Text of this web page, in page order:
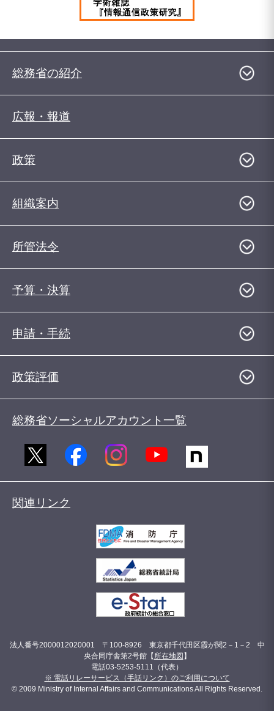
総務省の紹介
広報・報道
政策
組織案内
所管法令
予算・決算
申請・手続
政策評価
総務省ソーシャルアカウント一覧
関連リンク
法人番号2000012020001 〒100-8926 東京都千代田区霞が関2－1－2 中
央合同庁舎第2号館【 所在地図 】
電話03-5253-5111（代表）
※ 電話リレーサービス（手話リンク）のご利用について
© 2009 Ministry of Internal Affairs and Communications All Rights Reserved.